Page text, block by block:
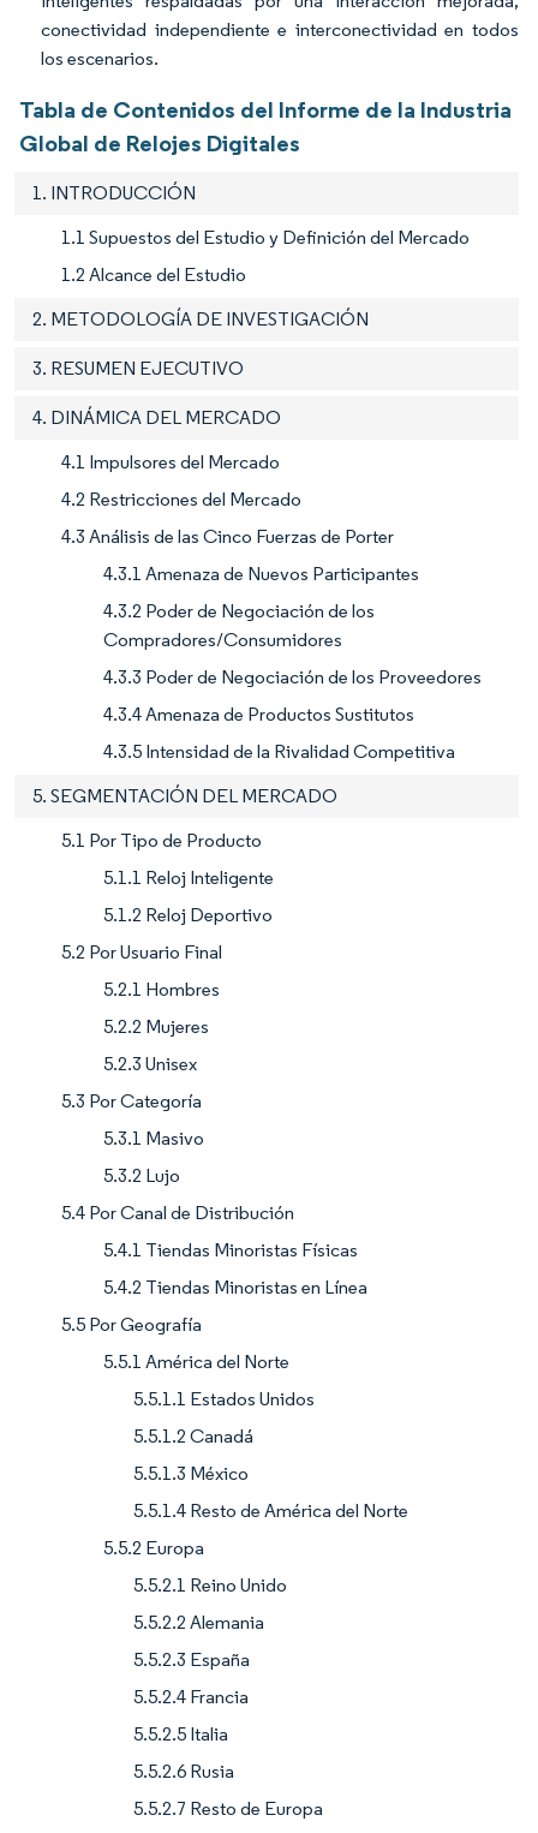
conectividad independiente e interconectividad en todos
los escenarios.
Tabla de Contenidos del Informe de la Industria
Global de Relojes Digitales
1. INTRODUCCIÓN
1.1 Supuestos del Estudio y Definición del Mercado
1.2 Alcance del Estudio
2. METODOLOGÍA DE INVESTIGACIÓN
3. RESUMEN EJECUTIVO
4. DINÁMICA DEL MERCADO
4.1 Impulsores del Mercado
4.2 Restricciones del Mercado
4.3 Análisis de las Cinco Fuerzas de Porter
4.3.1 Amenaza de Nuevos Participantes
4.3.2 Poder de Negociación de los
Compradores/Consumidores
4.3.3 Poder de Negociación de los Proveedores
4.3.4 Amenaza de Productos Sustitutos
4.3.5 Intensidad de la Rivalidad Competitiva
5. SEGMENTACIÓN DEL MERCADO
5.1 Por Tipo de Producto
5.1.1 Reloj Inteligente
5.1.2 Reloj Deportivo
5.2 Por Usuario Final
5.2.1 Hombres
5.2.2 Mujeres
5.2.3 Unisex
5.3 Por Categoría
5.3.1 Masivo
5.3.2 Lujo
5.4 Por Canal de Distribución
5.4.1 Tiendas Minoristas Físicas
5.4.2 Tiendas Minoristas en Línea
5.5 Por Geografía
5.5.1 América del Norte
5.5.1.1 Estados Unidos
5.5.1.2 Canadá
5.5.1.3 México
5.5.1.4 Resto de América del Norte
5.5.2 Europa
5.5.2.1 Reino Unido
5.5.2.2 Alemania
5.5.2.3 España
5.5.2.4 Francia
5.5.2.5 Italia
5.5.2.6 Rusia
5.5.2.7 Resto de Europa